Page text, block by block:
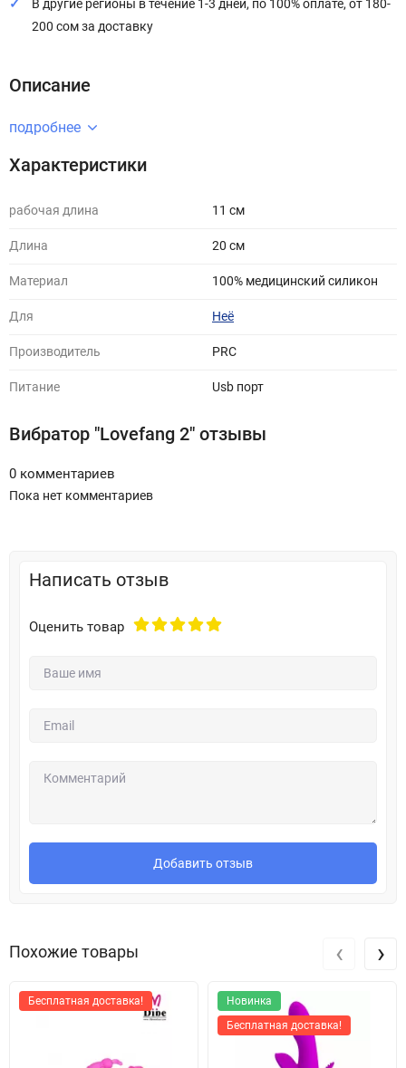
В другие регионы в течение 1-3 дней, по 100% оплате, от 180-
200 сом за доставку
Описание
подробнее
Характеристики
рабочая длина 11 см
Длина 20 cм
Материал 100% медицинский силикон
Для Неё
Производитель PRC
Питание Usb порт
Вибратор "Lovefang 2" отзывы
0 комментариев
Пока нет комментариев
Написать отзыв
Оценить товар
Добавить отзыв
Похожие товары
Бесплатная доставка!
Новинка
Бесплатная доставка!
‹ ›